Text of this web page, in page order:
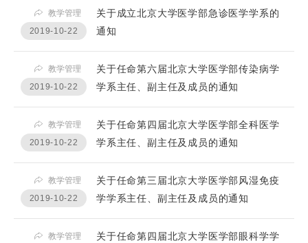
教学管理
2019-10-22
关于成立北京大学医学部急诊医学学系的
通知
教学管理
2019-10-22
关于任命第六届北京大学医学部传染病学
学系主任、副主任及成员的通知
教学管理
2019-10-22
关于任命第四届北京大学医学部全科医学
学系主任、副主任及成员的通知
教学管理
2019-10-22
关于任命第三届北京大学医学部风湿免疫
学学系主任、副主任及成员的通知
教学管理
关于任命第四届北京大学医学部眼科学学